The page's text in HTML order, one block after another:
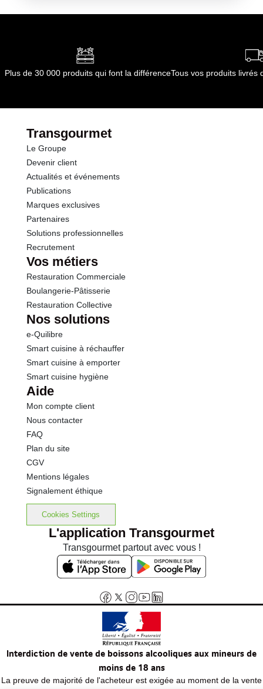
Plus de 30 000 produits qui font la différenceTous vos produits livrés
Transgourmet
Le Groupe
Devenir client
Actualités et événements
Publications
Marques exclusives
Partenaires
Solutions professionnelles
Recrutement
Vos métiers
Restauration Commerciale
Boulangerie-Pâtisserie
Restauration Collective
Nos solutions
e-Quilibre
Smart cuisine à réchauffer
Smart cuisine à emporter
Smart cuisine hygiène
Aide
Mon compte client
Nous contacter
FAQ
Plan du site
CGV
Mentions légales
Signalement éthique
Cookies Settings
L'application Transgourmet
Transgourmet partout avec vous !
Interdiction de vente de boissons alcooliques aux mineurs de
moins de 18 ans
La preuve de majorité de l'acheteur est exigée au moment de la vente